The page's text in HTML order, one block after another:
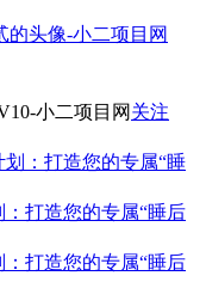
关注
打造您的专属“睡后
打造您的专属“睡后